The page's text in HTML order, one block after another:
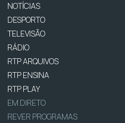
NOTÍCIAS
DESPORTO
TELEVISÃO
RÁDIO
RTP ARQUIVOS
RTP ENSINA
RTP PLAY
EM DIRETO
REVER PROGRAMAS